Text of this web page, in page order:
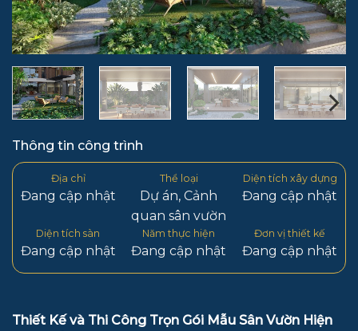
Thông tin công trình
Địa chỉ
Đang cập nhật
Thể loại
Dự án,Cảnh
quan sân vườn
Diện tích xây dựng
Đang cập nhật
Diện tích sàn
Đang cập nhật
Năm thực hiện
Đang cập nhật
Đơn vị thiết kế
Đang cập nhật
Thiết Kế và Thi Công Trọn Gói Mẫu Sân Vườn Hiện